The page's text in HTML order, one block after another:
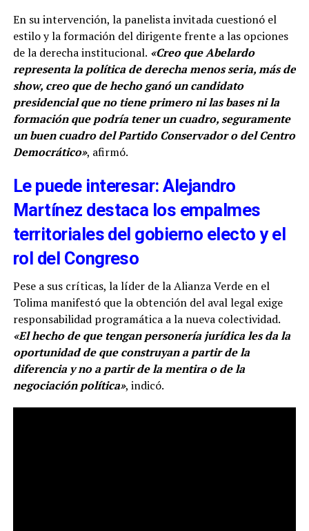
En su intervención, la panelista invitada cuestionó el
estilo y la formación del dirigente frente a las opciones
de la derecha institucional. «Creo que Abelardo
representa la política de derecha menos seria, más de
show, creo que de hecho ganó un candidato
presidencial que no tiene primero ni las bases ni la
formación que podría tener un cuadro, seguramente
un buen cuadro del Partido Conservador o del Centro
Democrático», afirmó.
Le puede interesar: Alejandro
Martínez destaca los empalmes
territoriales del gobierno electo y el
rol del Congreso
Pese a sus críticas, la líder de la Alianza Verde en el
Tolima manifestó que la obtención del aval legal exige
responsabilidad programática a la nueva colectividad.
«El hecho de que tengan personería jurídica les da la
oportunidad de que construyan a partir de la
diferencia y no a partir de la mentira o de la
negociación política», indicó.